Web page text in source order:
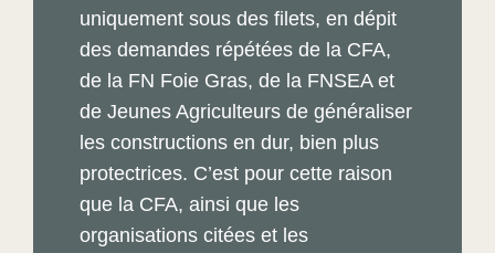
uniquement sous des filets, en dépit
des demandes répétées de la CFA,
de la FN Foie Gras, de la FNSEA et
de Jeunes Agriculteurs de généraliser
les constructions en dur, bien plus
protectrices. C’est pour cette raison
que la CFA, ainsi que les
organisations citées et les